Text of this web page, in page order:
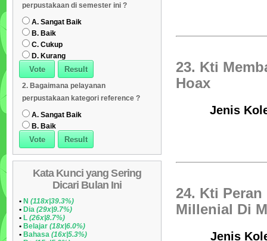
perpustakaan di semester ini ?
A. Sangat Baik
B. Baik
C. Cukup
D. Kurang
2. Bagaimana pelayanan
perpustakaan kategori reference ?
A. Sangat Baik
B. Baik
Kata Kunci yang Sering
Dicari Bulan Ini
• N (118x|39.3%)
• Dia (29x|9.7%)
• L (26x|8.7%)
• Belajar (18x|6.0%)
• Bahasa (16x|5.3%)
23. Kti
Hoax
Jenis
24. Kti
Millenial Di
Jenis